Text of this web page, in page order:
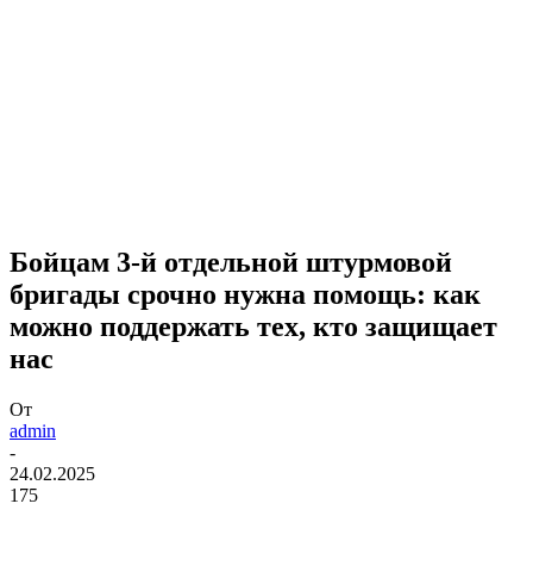
Бойцам 3-й отдельной штурмовой
бригады срочно нужна помощь: как
можно поддержать тех, кто защищает
нас
От
admin
-
24.02.2025
175